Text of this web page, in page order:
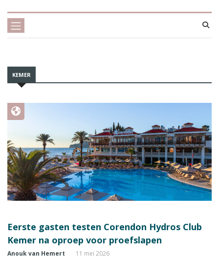
KEMER
Eerste gasten testen Corendon Hydros Club
Kemer na oproep voor proefslapen
Anouk van Hemert 11 mei 2026